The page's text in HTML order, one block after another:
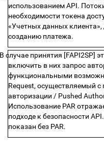
использованием API.
необходимости токена
«Учетных данных
созданию платежа.
В случае принятия [FAPI2SP]
включить в них запрос
функциональными
Request, осуществляемый
авторизации / Pushed
Использование PAR
подходе к безопасности
показан без PAR.